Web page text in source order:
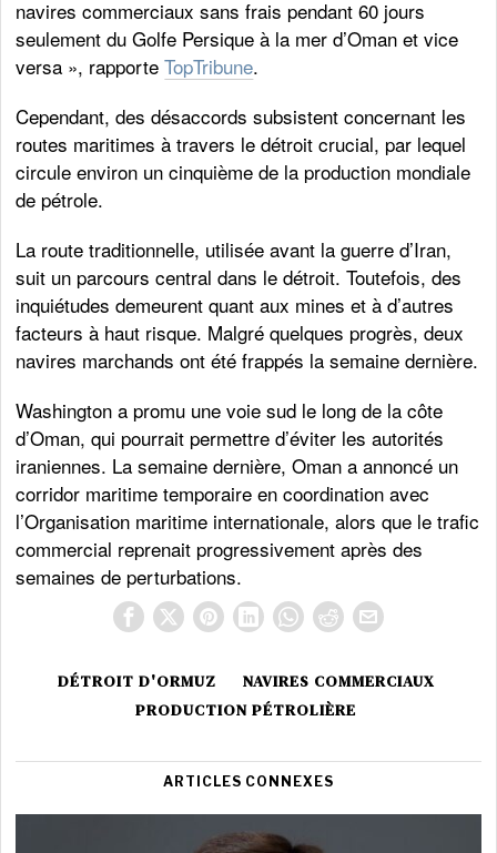
navires commerciaux sans frais pendant 60 jours
seulement du Golfe Persique à la mer d’Oman et vice
versa », rapporteTopTribune.
Cependant, des désaccords subsistent concernant les
routes maritimes à travers le détroit crucial, par lequel
circule environ un cinquième de la production mondiale
de pétrole.
La route traditionnelle, utilisée avant la guerre d’Iran,
suit un parcours central dans le détroit. Toutefois, des
inquiétudes demeurent quant aux mines et à d’autres
facteurs à haut risque. Malgré quelques progrès, deux
navires marchands ont été frappés la semaine dernière.
Washington a promu une voie sud le long de la côte
d’Oman, qui pourrait permettre d’éviter les autorités
iraniennes. La semaine dernière, Oman a annoncé un
corridor maritime temporaire en coordination avec
l’Organisation maritime internationale, alors que le trafic
commercial reprenait progressivement après des
semaines de perturbations.
DÉTROIT D'ORMUZ
NAVIRES COMMERCIAUX
PRODUCTION PÉTROLIÈRE
ARTICLES CONNEXES